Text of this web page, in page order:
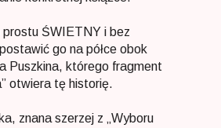
prostu ŚWIETNY i bez
go na półce obok
Puszkina, którego fragment
otwiera tę historię.
znana szerzej z „Wyboru